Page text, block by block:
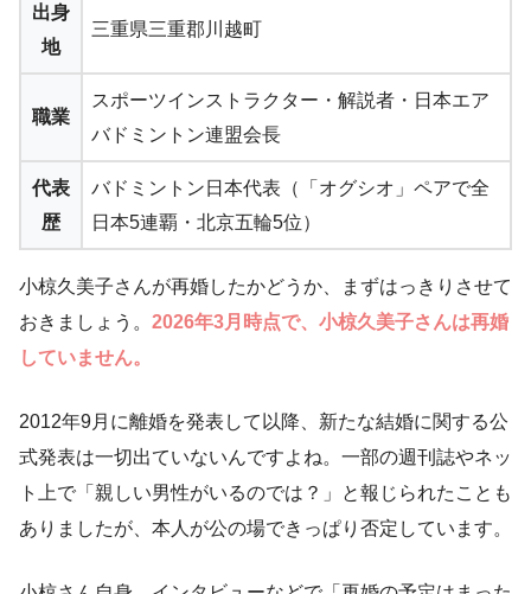
出身
地
三重県三重郡川越町
職業
スポーツインストラクター・解説者・日本エア
バドミントン連盟会長
代表
歴
バドミントン日本代表（「オグシオ」ペアで全
日本5連覇・北京五輪5位）
小椋久美子さんが再婚したかどうか、まずはっきりさせて
おきましょう。 2026年3月時点で、小椋久美子さんは再婚
していません。
2012年9月に離婚を発表して以降、新たな結婚に関する公
式発表は一切出ていないんですよね。一部の週刊誌やネッ
ト上で「親しい男性がいるのでは？」と報じられたことも
ありましたが、本人が公の場できっぱり否定しています。